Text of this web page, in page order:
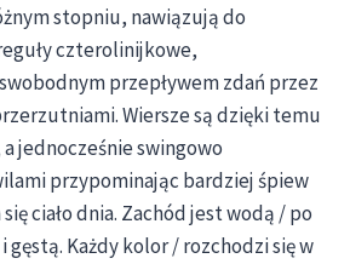
stopniu, nawiązują do
czterolinijkowe,
przepływem zdań przez
Wiersze są dzięki temu
jednocześnie swingowo
przypominając bardziej śpiew
ciało dnia. Zachód jest wodą / po
gęstą. Każdy kolor / rozchodzi się w